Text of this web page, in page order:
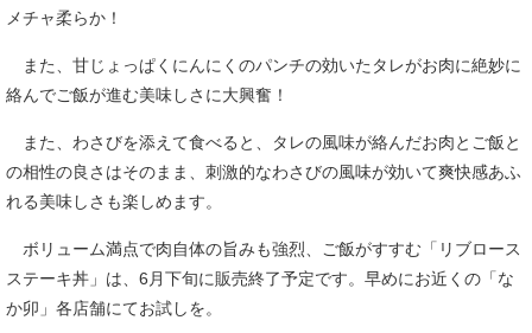
メチャ柔らか！
また、甘じょっぱくにんにくのパンチの効いたタレがお肉に絶妙に
絡んでご飯が進む美味しさに大興奮！
また、わさびを添えて食べると、タレの風味が絡んだお肉とご飯と
の相性の良さはそのまま、刺激的なわさびの風味が効いて爽快感あふ
れる美味しさも楽しめます。
ボリューム満点で肉自体の旨みも強烈、ご飯がすすむ「リブロース
ステーキ丼」は、6月下旬に販売終了予定です。早めにお近くの「な
か卯」各店舗にてお試しを。